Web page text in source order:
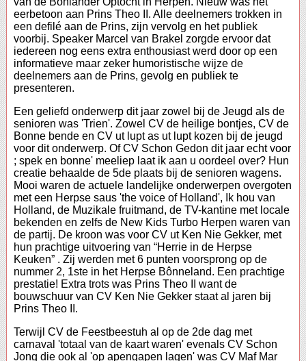
eerbetoon aan Prins Theo II. Alle deelnemers trokken in
een defilé aan de Prins, zijn vervolg en het publiek
voorbij. Speaker Marcel van Brakel zorgde ervoor dat
iedereen nog eens extra enthousiast werd door op een
informatieve maar zeker humoristische wijze de
deelnemers aan de Prins, gevolg en publiek te
presenteren.
Een geliefd onderwerp dit jaar zowel bij de Jeugd als de
senioren was 'Trien'. Zowel CV de heilige bontjes, CV de
Bonne bende en CV ut lupt as ut lupt kozen bij de jeugd
voor dit onderwerp. Of CV Schon Gedon dit jaar echt voor
; spek en bonne' meeliep laat ik aan u oordeel over? Hun
creatie behaalde de 5de plaats bij de senioren wagens.
Mooi waren de actuele landelijke onderwerpen overgoten
met een Herpse saus 'the voice of Holland', Ik hou van
Holland, de Muzikale fruitmand, de TV-kantine met locale
bekenden en zelfs de New Kids Turbo Herpen waren van
de partij. De kroon was voor CV ut Ken Nie Gekker, met
hun prachtige uitvoering van “Herrie in de Herpse
Keuken” . Zij werden met 6 punten voorsprong op de
nummer 2, 1ste in het Herpse Bônneland. Een prachtige
prestatie! Extra trots was Prins Theo II want de
bouwschuur van CV Ken Nie Gekker staat al jaren bij
Prins Theo II.
Terwijl CV de Feestbeestuh al op de 2de dag met
carnaval 'totaal van de kaart waren' evenals CV Schon
Jong die ook al 'op apengapen lagen' was CV Maf Mar